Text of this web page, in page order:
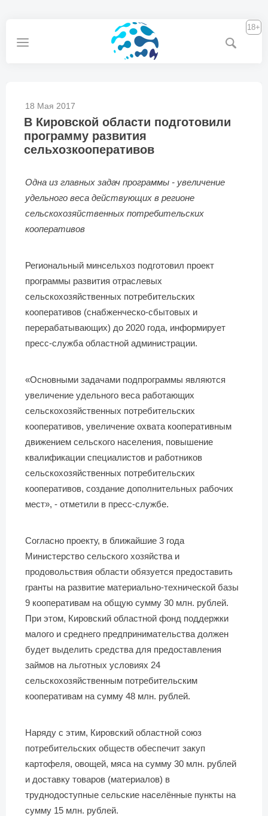
18+
18 Мая 2017
В Кировской области подготовили
программу развития
сельхозкооперативов
Одна из главных задач программы - увеличение
удельного веса действующих в регионе
сельскохозяйственных потребительских
кооперативов
Региональный минсельхоз подготовил проект
программы развития отраслевых
сельскохозяйственных потребительских
кооперативов (снабженческо-сбытовых и
перерабатывающих) до 2020 года, информирует
пресс-служба областной администрации.
«Основными задачами подпрограммы являются
увеличение удельного веса работающих
сельскохозяйственных потребительских
кооперативов, увеличение охвата кооперативным
движением сельского населения, повышение
квалификации специалистов и работников
сельскохозяйственных потребительских
кооперативов, создание дополнительных рабочих
мест», - отметили в пресс-службе.
Согласно проекту, в ближайшие 3 года
Министерство сельского хозяйства и
продовольствия области обязуется предоставить
гранты на развитие материально-технической базы
9 кооперативам на общую сумму 30 млн. рублей.
При этом, Кировский областной фонд поддержки
малого и среднего предпринимательства должен
будет выделить средства для предоставления
займов на льготных условиях 24
сельскохозяйственным потребительским
кооперативам на сумму 48 млн. рублей.
Наряду с этим, Кировский областной союз
потребительских обществ обеспечит закуп
картофеля, овощей, мяса на сумму 30 млн. рублей
и доставку товаров (материалов) в
труднодоступные сельские населённые пункты на
сумму 15 млн. рублей.